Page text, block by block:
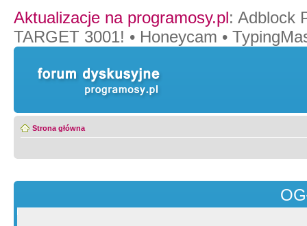
Aktualizacje na programosy.pl: Adblock
TARGET 3001! • Honeycam •
Strona główna